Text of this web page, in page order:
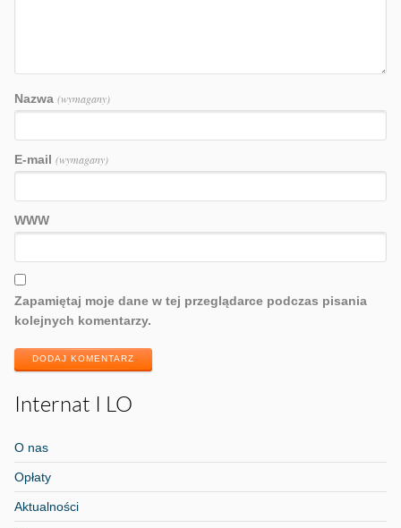
Nazwa (wymagany)
E-mail (wymagany)
WWW
Zapamiętaj moje dane w tej przeglądarce podczas pisania
kolejnych komentarzy.
DODAJ KOMENTARZ
Internat I LO
O nas
Opłaty
Aktualności